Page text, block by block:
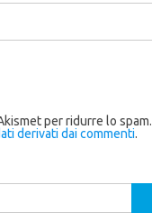
per ridurre lo spam.
derivati dai commenti.